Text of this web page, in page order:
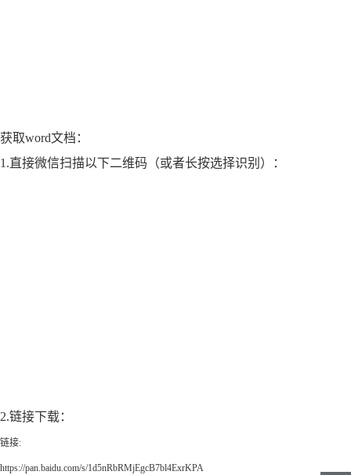
获取word文档：
1.直接微信扫描以下二维码（或者长按选择识别）：
2.链接下载：
链接:
https://pan.baidu.com/s/1d5nRbRMjEgcB7bl4ExrKPA